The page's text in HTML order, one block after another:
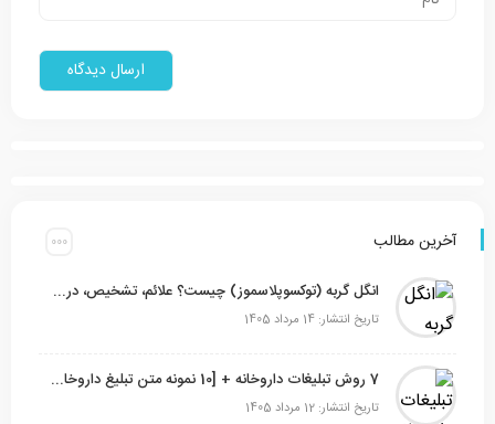
آخرین مطالب
انگل گربه (توکسوپلاسموز) چیست؟ علائم، تشخیص، درمان و ۶ راه‌ پیشگیری
تاریخ انتشار: 14 مرداد 1405
7 روش تبلیغات داروخانه + [10 نمونه متن تبلیغ داروخانه]
تاریخ انتشار: 12 مرداد 1405